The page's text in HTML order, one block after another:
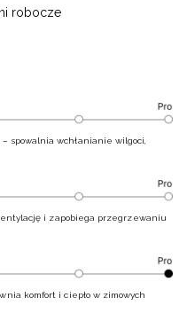
robocze
spowalnia wchłanianie wilgoci,
i zapobiega przegrzewaniu
komfort i ciepło w zimowych